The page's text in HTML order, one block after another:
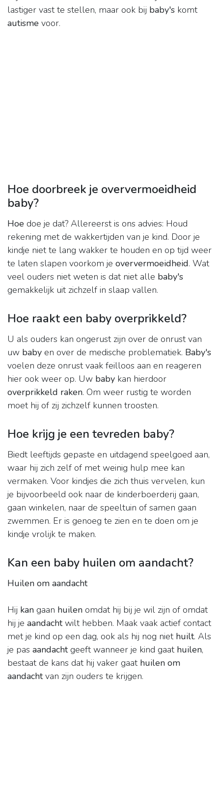
lastiger vast te stellen, maar ook bij baby's komt
autisme voor.
Hoe doorbreek je oververmoeidheid
baby?
Hoe doe je dat? Allereerst is ons advies: Houd
rekening met de wakkertijden van je kind. Door je
kindje niet te lang wakker te houden en op tijd weer
te laten slapen voorkom je oververmoeidheid. Wat
veel ouders niet weten is dat niet alle baby's
gemakkelijk uit zichzelf in slaap vallen.
Hoe raakt een baby overprikkeld?
U als ouders kan ongerust zijn over de onrust van
uw baby en over de medische problematiek. Baby's
voelen deze onrust vaak feilloos aan en reageren
hier ook weer op. Uw baby kan hierdoor
overprikkeld raken. Om weer rustig te worden
moet hij of zij zichzelf kunnen troosten.
Hoe krijg je een tevreden baby?
Biedt leeftijds gepaste en uitdagend speelgoed aan,
waar hij zich zelf of met weinig hulp mee kan
vermaken. Voor kindjes die zich thuis vervelen, kun
je bijvoorbeeld ook naar de kinderboerderij gaan,
gaan winkelen, naar de speeltuin of samen gaan
zwemmen. Er is genoeg te zien en te doen om je
kindje vrolijk te maken.
Kan een baby huilen om aandacht?
Huilen om aandacht
Hij kan gaan huilen omdat hij bij je wil zijn of omdat
hij je aandachtwilt hebben. Maak vaak actief contact
met je kind op een dag, ook als hij nog niet huilt. Als
je pas aandachtgeeft wanneer je kind gaat huilen,
bestaat de kans dat hij vaker gaat huilen om
aandachtvan zijn ouders te krijgen.